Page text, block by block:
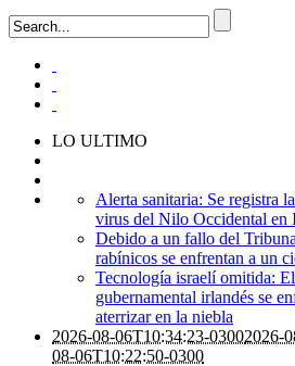
LO ULTIMO
Alerta sanitaria: Se registra
virus del Nilo Occidental en
Debido a un fallo del
rabínicos se enfrentan a un
Tecnología israelí omitida:
gubernamental irlandés se
aterrizar en la niebla
2026-08-06T10:34:23-03002026-
08-06T10:22:50-0300